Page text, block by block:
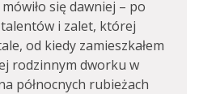
się dawniej – po
i zalet, której
od kiedy zamieszkałem
rodzinnym dworku w
północnych rubieżach